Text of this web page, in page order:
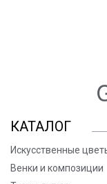
КАТАЛОГ
Искусственные
Венки и композиции